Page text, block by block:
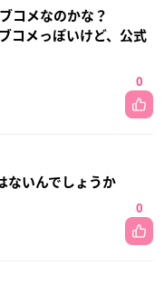
コメなのかな？
コメっぽいけど、公式
0
ないんでしょうか
0